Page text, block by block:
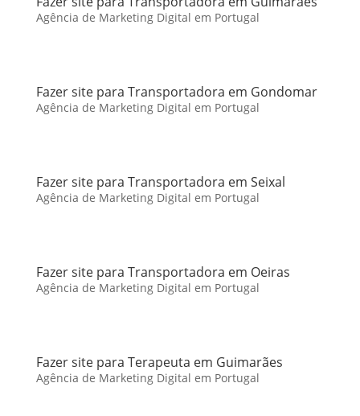
Agência de Marketing Digital em Portugal
Fazer site para Transportadora em Gondomar
Agência de Marketing Digital em Portugal
Fazer site para Transportadora em Seixal
Agência de Marketing Digital em Portugal
Fazer site para Transportadora em Oeiras
Agência de Marketing Digital em Portugal
Fazer site para Terapeuta em Guimarães
Agência de Marketing Digital em Portugal